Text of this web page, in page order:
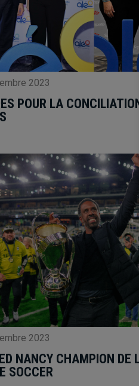
2023
POUR LA
2023
NANCY CHAMPION DE
SOCCER